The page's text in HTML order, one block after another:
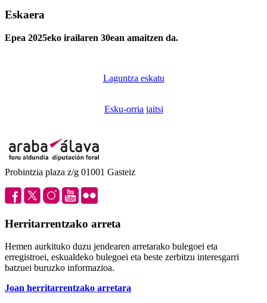
Eskaera
Epea 2025eko irailaren 30ean amaitzen da.
Laguntza eskatu
Esku-orria jaitsi
Probintzia plaza z/g 01001 Gasteiz
Herritarrentzako arreta
Hemen aurkituko duzu jendearen arretarako bulegoei eta
erregistroei, eskualdeko bulegoei eta beste zerbitzu interesgarri
batzuei buruzko informazioa.
Joan herritarrentzako arretara